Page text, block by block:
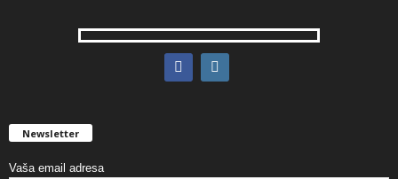
Newsletter
Vaša email adresa